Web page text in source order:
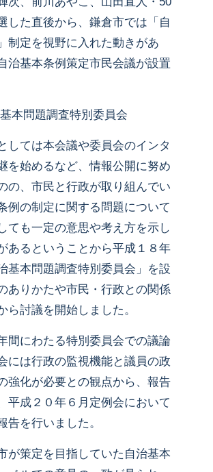
した直後から、鎌倉市では「自
制定を視野に入れた動きがあ
治基本条例策定市民会議が設置
本問題調査特別委員会
しては本会議や委員会のインタ
を始めるなど、情報公開に努め
の、市民と行政が取り組んでい
例の制定に関する問題について
ても一定の意思や考え方を示し
あるということから平成１８年
基本問題調査特別委員会」を設
ありかたや市民・行政との関係
ら討議を開始しました。
間にわたる特別委員会での議論
には行政の監視機能と議員の政
強化が必要との観点から、報告
平成２０年６月定例会において
告を行いました。
が策定を目指していた自治基本